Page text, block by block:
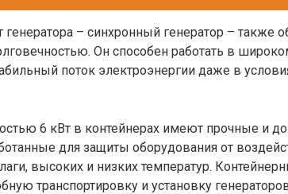
– синхронный генератор – также
Он способен работать в
поток электроэнергии даже в
6 кВт в контейнерах имеют прочные и
для защиты оборудования от
высоких и низких температур.
транспортировку и установку